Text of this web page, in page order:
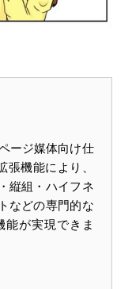
ージ媒体向け仕
張機能により、
縦組・ハイフネ
などの専門的な
能が実現できま